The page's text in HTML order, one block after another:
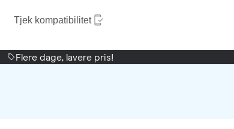
Tjek kompatibilitet
Flere dage, lavere pris!